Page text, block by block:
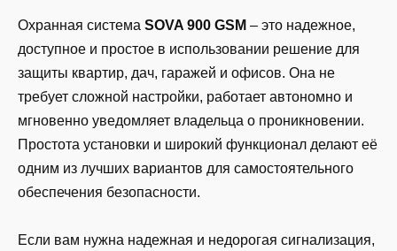
Охранная система SOVA 900 GSM – это надежное,
доступное и простое в использовании решение для
защиты квартир, дач, гаражей и офисов. Она не
требует сложной настройки, работает автономно и
мгновенно уведомляет владельца о проникновении.
Простота установки и широкий функционал делают её
одним из лучших вариантов для самостоятельного
обеспечения безопасности.
Если вам нужна надежная и недорогая сигнализация,